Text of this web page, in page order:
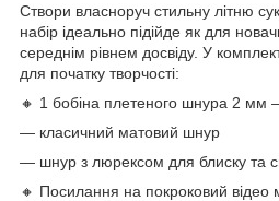
Створи власноруч стильну літню
набір ідеально підійде як для
середнім рівнем досвіду. У
для початку творчості:
🔸 1 бобіна плетеного шнура 2 мм
— класичний матовий шнур
— шнур з люрексом для блиску та
🔸 Посилання на покроковий відео